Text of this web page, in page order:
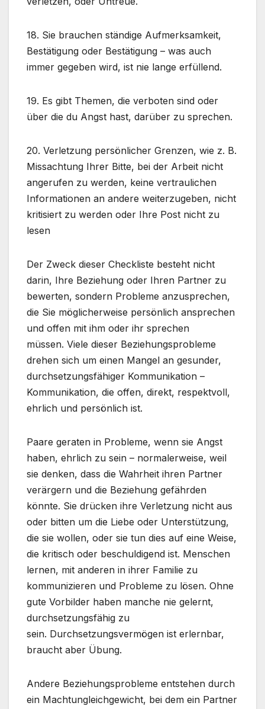
18. Sie brauchen ständige Aufmerksamkeit,
Bestätigung oder Bestätigung – was auch
immer gegeben wird, ist nie lange erfüllend.
19. Es gibt Themen, die verboten sind oder
über die du Angst hast, darüber zu sprechen.
20. Verletzung persönlicher Grenzen, wie z. B.
Missachtung Ihrer Bitte, bei der Arbeit nicht
angerufen zu werden, keine vertraulichen
Informationen an andere weiterzugeben, nicht
kritisiert zu werden oder Ihre Post nicht zu
lesen
Der Zweck dieser Checkliste besteht nicht
darin, Ihre Beziehung oder Ihren Partner zu
bewerten, sondern Probleme anzusprechen,
die Sie möglicherweise persönlich ansprechen
und offen mit ihm oder ihr sprechen
müssen. Viele dieser Beziehungsprobleme
drehen sich um einen Mangel an gesunder,
durchsetzungsfähiger Kommunikation –
Kommunikation, die offen, direkt, respektvoll,
ehrlich und persönlich ist.
Paare geraten in Probleme, wenn sie Angst
haben, ehrlich zu sein – normalerweise, weil
sie denken, dass die Wahrheit ihren Partner
verärgern und die Beziehung gefährden
könnte. Sie drücken ihre Verletzung nicht aus
oder bitten um die Liebe oder Unterstützung,
die sie wollen, oder sie tun dies auf eine Weise,
die kritisch oder beschuldigend ist. Menschen
lernen, mit anderen in ihrer Familie zu
kommunizieren und Probleme zu lösen. Ohne
gute Vorbilder haben manche nie gelernt,
durchsetzungsfähig zu
sein. Durchsetzungsvermögen ist erlernbar,
braucht aber Übung.
Andere Beziehungsprobleme entstehen durch
ein Machtungleichgewicht, bei dem ein Partner